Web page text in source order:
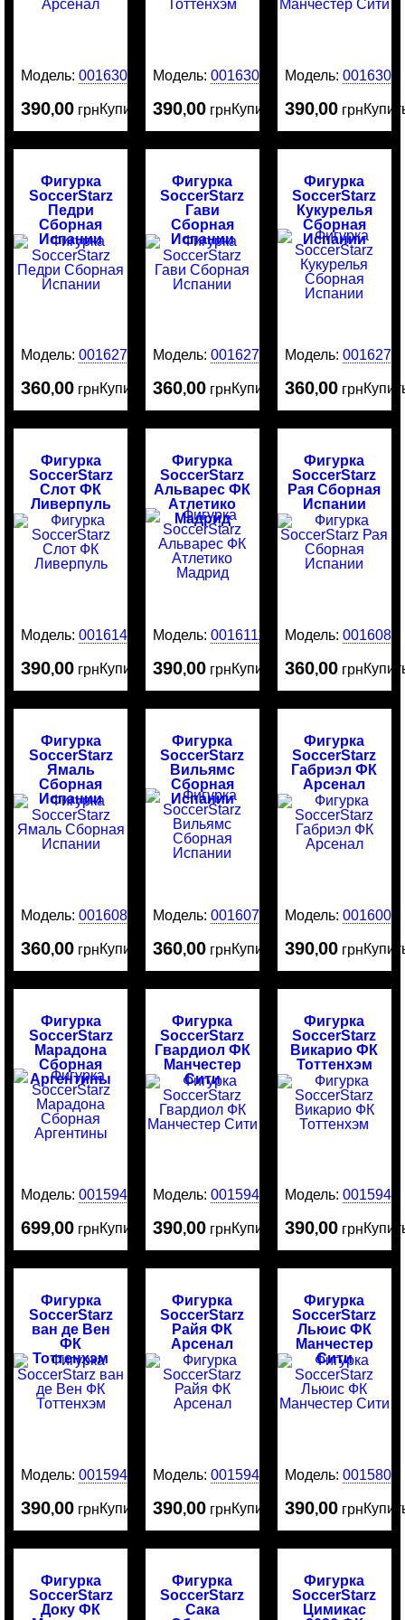
Модель:0016305
390,00 грнКупить
Модель:0016304
390,00 грнКупить
Модель: 0016303
390,00 грн
Фигурка
SoccerStarz
Педри
Сборная
Испании
Модель:0016275
360,00 грнКупить
Фигурка
SoccerStarz
Гави
Сборная
Испании
Модель:0016274
360,00 грнКупить
Фигурка
SoccerStarz
Кукурелья
Сборная
Испании
Модель: 0016273
360,00 грн
Фигурка
SoccerStarz
Слот ФК
Ливерпуль
Модель:0016141
390,00 грнКупить
Фигурка
SoccerStarz
Альварес ФК
Атлетико
Мадрид
Модель:0016111
390,00 грнКупить
Фигурка
SoccerStarz
Рая Сборная
Испании
Модель: 0016081
360,00 грн
Фигурка
SoccerStarz
Ямаль
Сборная
Испании
Модель:0016080
360,00 грнКупить
Фигурка
SoccerStarz
Вильямс
Сборная
Испании
Модель:0016079
360,00 грнКупить
Фигурка
SoccerStarz
Габриэл ФК
Арсенал
Модель: 0016003
390,00 грн
Фигурка
SoccerStarz
Марадона
Сборная
Аргентины
Модель:0015946
699,00 грнКупить
Фигурка
SoccerStarz
Гвардиол ФК
Манчестер
Сити
Модель:0015945
390,00 грнКупить
Фигурка
SoccerStarz
Викарио ФК
Тоттенхэм
Модель: 0015944
390,00 грн
Фигурка
SoccerStarz
ван де Вен
ФК
Тоттенхэм
Модель:0015943
390,00 грнКупить
Фигурка
SoccerStarz
Райя ФК
Арсенал
Модель:0015942
390,00 грнКупить
Фигурка
SoccerStarz
Льюис ФК
Манчестер
Сити
Модель: 0015800
390,00 грн
Фигурка
SoccerStarz
Доку ФК
Фигурка
SoccerStarz
Сака
Фигурка
SoccerStarz
Цимикас